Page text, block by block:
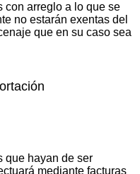
con arreglo a lo que se
no estarán exentas del
que en su caso sea
que hayan de ser
mediante facturas